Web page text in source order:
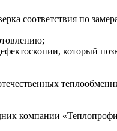
соответствия по
который
компании